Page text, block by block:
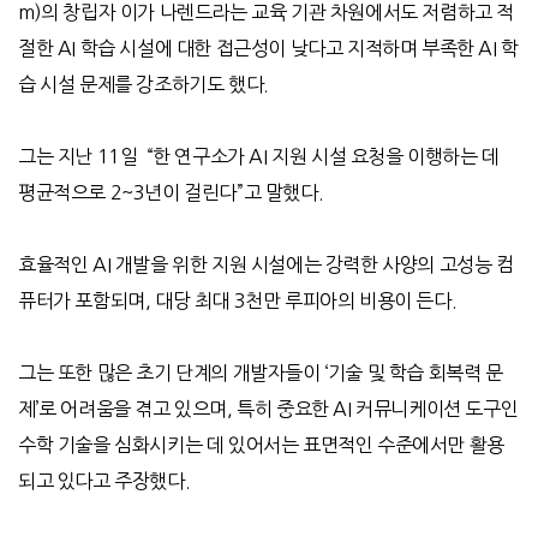
m)의 창립자 이가 나렌드라는 교육 기관 차원에서도 저렴하고 적
절한AI 학습 시설에 대한 접근성이 낮다고 지적하며 부족한AI학
습 시설 문제를 강조하기도 했다.
그는 지난 11 일 “한 연구소가AI 지원 시설 요청을 이행하는 데
평균적으로 2~3년이 걸린다” 고 말했다.
효율적인 AI 개발을 위한 지원 시설에는 강력한 사양의 고성능 컴
퓨터가 포함되며
대당 최대 3천만 루피아의 비용이 든다.
그는 또한 많은 초기 단계의 개발자들이 ‘기술 및 학습 회복력 문
제 ’로 어려움을 겪고 있으며 특히 중요한AI 커뮤니케이션 도구인
수학 기술을 심화시키는 데 있어서는 표면적인 수준에서만 활용
되고 있다고 주장했다.